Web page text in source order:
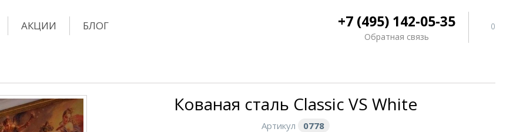
0
+7 (495) 142-05-35
Обратная связь
АКЦИИ БЛОГ
Кованая сталь Classic VS White
Артикул 0778